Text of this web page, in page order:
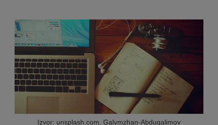
Izvor: unsplash.com, Galymzhan-Abdugalimov